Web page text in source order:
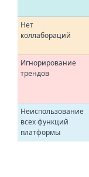
Нет
коллабораций
Игнорирование
трендов
Неиспользование
всех функций
платформы